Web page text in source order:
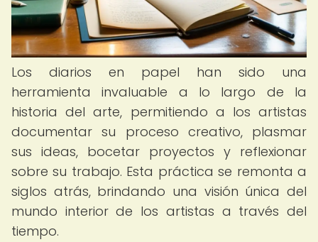
Los diarios en papel han sido una
herramienta invaluable a lo largo de la
historia del arte, permitiendo a los artistas
documentar su proceso creativo, plasmar
sus ideas, bocetar proyectos y reflexionar
sobre su trabajo. Esta práctica se remonta a
siglos atrás, brindando una visión única del
mundo interior de los artistas a través del
tiempo.